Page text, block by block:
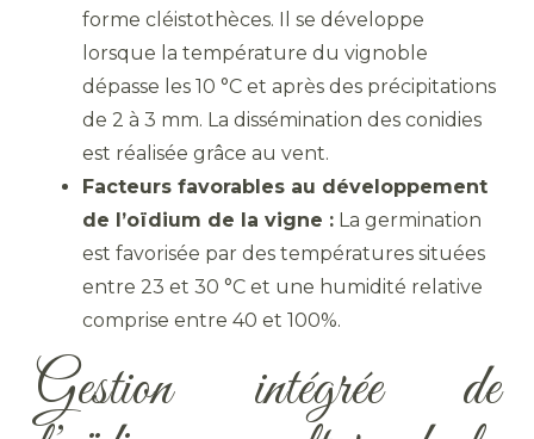
forme cléistothèces. Il se développe
lorsque la température du vignoble
dépasse les 10 °C et après des précipitations
de 2 à 3 mm. La dissémination des conidies
est réalisée grâce au vent.
Facteurs favorables au développement
de l’oïdium de la vigne : La germination
est favorisée par des températures situées
entre 23 et 30 °C et une humidité relative
comprise entre 40 et 100%.
Gestion intégrée de